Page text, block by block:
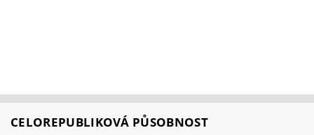
CELOREPUBLIKOVÁ PŮSOBNOST